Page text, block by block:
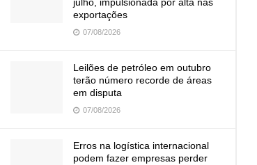
exportações
07/08/2026
Leilões de petróleo em outubro
terão número recorde de áreas
em disputa
07/08/2026
Erros na logística internacional
podem fazer empresas perder